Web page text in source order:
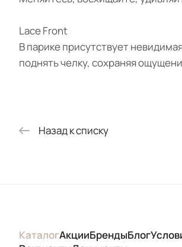
Lace Front
В парике присутствует
поднять челку, сохраняя
Назад к списку
КаталогАкцииБрендыБлог